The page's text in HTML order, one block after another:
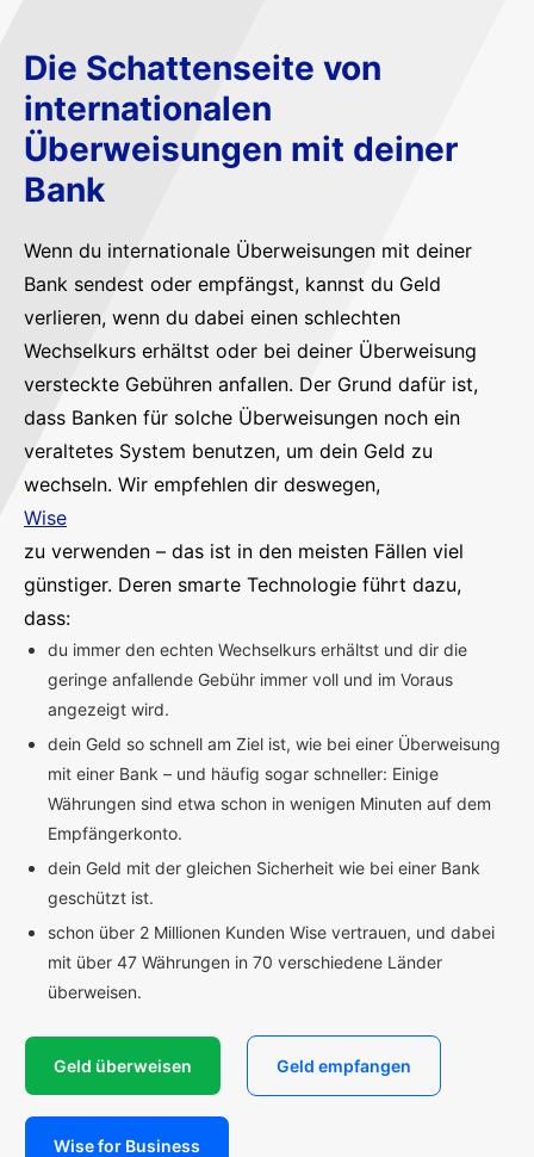
Die Schattenseite von
internationalen
Überweisungen mit deiner
Bank
Wenn du internationale Überweisungen mit deiner
Bank sendest oder empfängst, kannst du Geld
verlieren, wenn du dabei einen schlechten
Wechselkurs erhältst oder bei deiner Überweisung
versteckte Gebühren anfallen. Der Grund dafür ist,
dass Banken für solche Überweisungen noch ein
veraltetes System benutzen, um dein Geld zu
wechseln. Wir empfehlen dir deswegen,
Wise
zu verwenden – das ist in den meisten Fällen viel
günstiger. Deren smarte Technologie führt dazu,
dass:
du immer den echten Wechselkurs erhältst und dir die
geringe anfallende Gebühr immer voll und im Voraus
angezeigt wird.
dein Geld so schnell am Ziel ist, wie bei einer Überweisung
mit einer Bank – und häufig sogar schneller: Einige
Währungen sind etwa schon in wenigen Minuten auf dem
Empfängerkonto.
dein Geld mit der gleichen Sicherheit wie bei einer Bank
geschützt ist.
schon über 2 Millionen Kunden Wise vertrauen, und dabei
mit über 47 Währungen in 70 verschiedene Länder
überweisen.
Geld überweisen Geld empfangen
Wise for Business